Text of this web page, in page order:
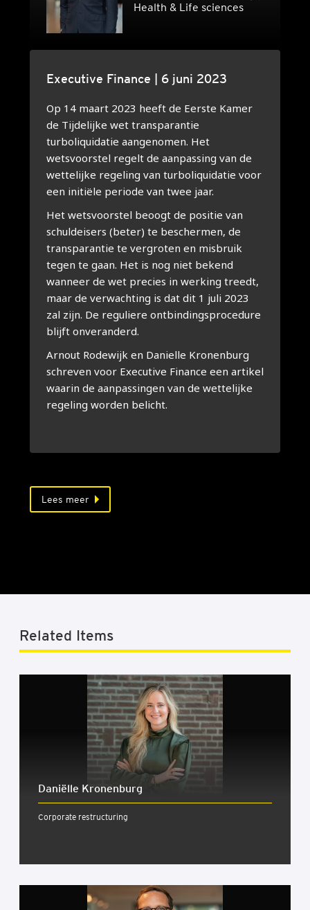
Health & Life sciences
Executive Finance | 6 juni 2023
Op 14 maart 2023 heeft de Eerste Kamer
de Tijdelijke wet transparantie
turboliquidatie aangenomen. Het
wetsvoorstel regelt de aanpassing van de
wettelijke regeling van turboliquidatie voor
een initiële periode van twee jaar.
Het wetsvoorstel beoogt de positie van
schuldeisers (beter) te beschermen, de
transparantie te vergroten en misbruik
tegen te gaan. Het is nog niet bekend
wanneer de wet precies in werking treedt,
maar de verwachting is dat dit 1 juli 2023
zal zijn. De reguliere ontbindingsprocedure
blijft onveranderd.
Arnout Rodewijk en Danielle Kronenburg
schreven voor Executive Finance een artikel
waarin de aanpassingen van de wettelijke
regeling worden belicht.
Lees meer
Related Items
Daniëlle Kronenburg
Corporate restructuring